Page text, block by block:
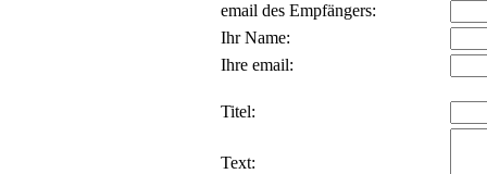
email des Empfängers:
Ihr Name:
Ihre email:
Titel:
Text: